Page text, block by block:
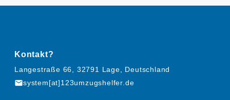
Kontakt?
Langestraße 66, 32791 Lage, Deutschland
mailsystem[at]123umzugshelfer.de